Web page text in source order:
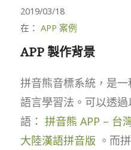
2019/03/18
在： APP 案例
APP 製作背景
拼音熊音標系統，是
語言學習法。可以透
語： 拼音熊 APP – 台
大陸漢語拼音版 。而